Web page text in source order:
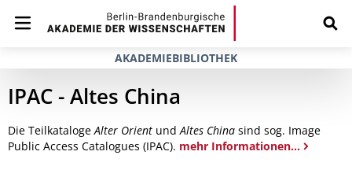
AKADEMIEBIBLIOTHEK
IPAC - Altes China
Die TeilkatalogeAlter Orient undAltes China sind sog. Image
Public Access Catalogues (IPAC). mehr Informationen...